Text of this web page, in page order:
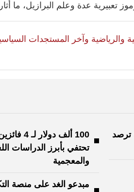
تعبيرية عدة وعلم البرازيل، ما
والرياضية وآخر المستجدات
ترصد
100 ألف
تحتفي بأبرز الدراسات
والمعجمية
مبدعو الغد على منصة